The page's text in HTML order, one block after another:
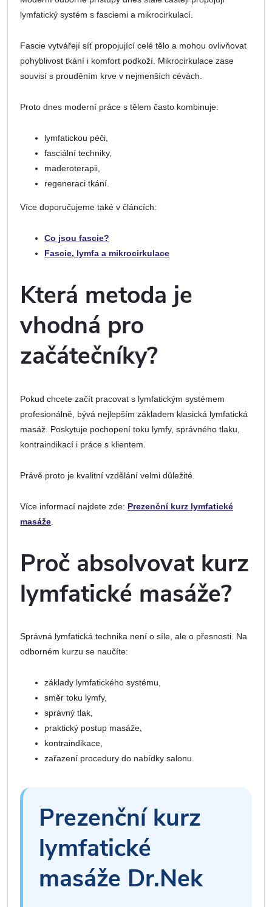
lymfatický systém s fasciemi a mikrocirkulací.
Fascie vytvářejí síť propojující celé tělo a mohou ovlivňovat
pohyblivost tkání i komfort podkoží. Mikrocirkulace zase
souvisí s prouděním krve v nejmenších cévách.
Proto dnes moderní práce s tělem často kombinuje:
lymfatickou péči,
fasciální techniky,
maderoterapii,
regeneraci tkání.
Více doporučujeme také v článcích:
Co jsou fascie?
Fascie, lymfa a mikrocirkulace
Která metoda je
vhodná pro
začátečníky?
Pokud chcete začít pracovat s lymfatickým systémem
profesionálně, bývá nejlepším základem klasická lymfatická
masáž. Poskytuje pochopení toku lymfy, správného tlaku,
kontraindikací i práce s klientem.
Právě proto je kvalitní vzdělání velmi důležité.
Více informací najdete zde: Prezenční kurz lymfatické
masáže
Proč absolvovat kurz
lymfatické masáže?
Správná lymfatická technika není o síle, ale o přesnosti. Na
odborném kurzu se naučíte:
základy lymfatického systému,
směr toku lymfy,
správný tlak,
praktický postup masáže,
kontraindikace,
zařazení procedury do nabídky salonu.
Prezenční kurz
lymfatické
masáže Dr.Nek